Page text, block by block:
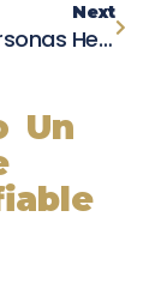
Next
Cuatro Personas Heridas En Choque En La Autopista 154 En San Marcos Pass
Un